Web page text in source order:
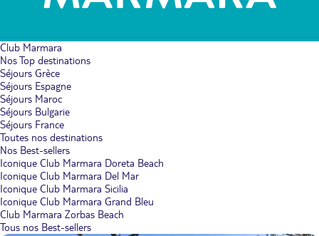
Club Marmara
Nos Top destinations
Séjours Grèce
Séjours Espagne
Séjours Maroc
Séjours Bulgarie
Séjours France
Toutes nos destinations
Nos Best-sellers
Iconique Club Marmara Doreta Beach
Iconique Club Marmara Del Mar
Iconique Club Marmara Sicilia
Iconique Club Marmara Grand Bleu
Club Marmara Zorbas Beach
Tous nos Best-sellers